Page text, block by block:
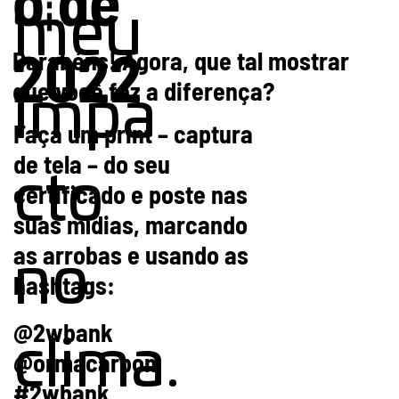
2022
meu
impa
cto
no
clima.
Parabéns! Agora, que tal mostrar
que você fez a diferença?
Faça um print – captura
de tela – do seu
certificado e poste nas
suas mídias, marcando
as arrobas e usando as
hashtags:
@2wbank
@ormacarbon
#2wbank